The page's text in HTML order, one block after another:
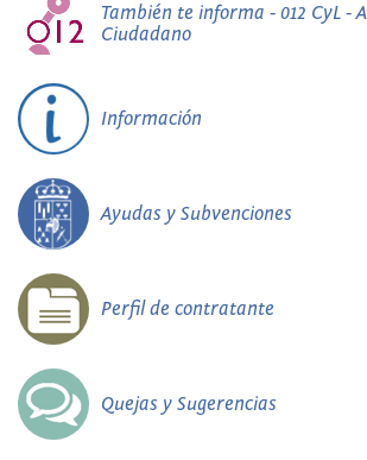
También te informa - 012 CyL -
Ciudadano
Información
Ayudas y Subvenciones
Perfil de contratante
Quejas y Sugerencias